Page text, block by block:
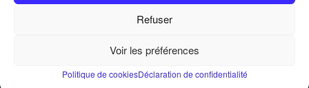
Refuser
Voir les préférences
Politique de cookiesDéclaration de confidentialité
Accueil